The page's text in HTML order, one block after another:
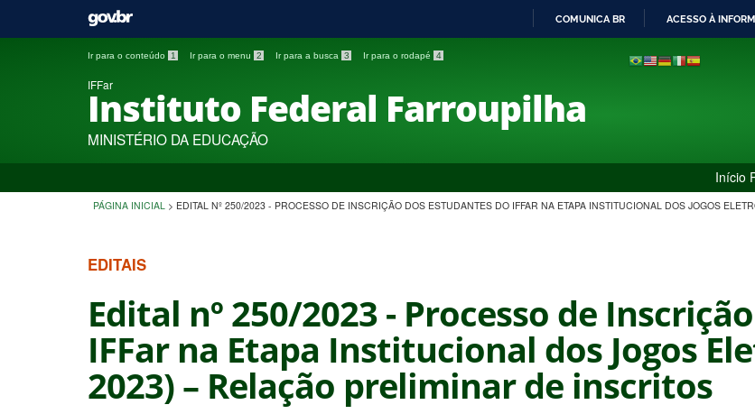
PARA
COMUNICA BR ACESSO À
Ir para o conteúdo 1 Ir para o menu 2 Ir para a busca 3 Ir para o rodapé 4
IFFar
Instituto Federal Farroupilha
MINISTÉRIO DA EDUCAÇÃO
Início
PÁGINA INICIAL > EDITAL Nº 250/2023 - PROCESSO DE INSCRIÇÃO DOS ESTUDANTES DO IFFAR NA ETAPA INSTITUCIONAL DOS JOGOS
EDITAIS
Edital nº 250/2023 - Processo de
IFFar na Etapa Institucional dos Jogos
2023) – Relação preliminar de inscritos